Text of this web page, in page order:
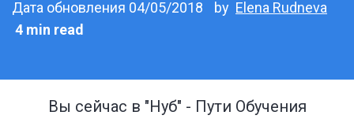
Дата обновления 04/05/2018 by Elena Rudneva
4 min read
Вы сейчас в "Нуб" - Пути Обучения